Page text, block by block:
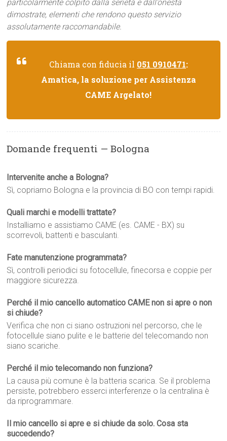
particolarmente colpito dalla serietà e dall’onestà
dimostrate, elementi che rendono questo servizio
assolutamente raccomandabile.
Chiama con fiducia il 051 0910471:
Amatica, la soluzione per Assistenza
CAME Argelato!
Domande frequenti — Bologna
Intervenite anche a Bologna?
Sì, copriamo Bologna e la provincia di BO con tempi rapidi.
Quali marchi e modelli trattate?
Installiamo e assistiamo CAME (es. CAME - BX) su
scorrevoli, battenti e basculanti.
Fate manutenzione programmata?
Sì, controlli periodici su fotocellule, finecorsa e coppie per
maggiore sicurezza.
Perché il mio cancello automatico CAME non si apre o non
si chiude?
Verifica che non ci siano ostruzioni nel percorso, che le
fotocellule siano pulite e le batterie del telecomando non
siano scariche.
Perché il mio telecomando non funziona?
La causa più comune è la batteria scarica. Se il problema
persiste, potrebbero esserci interferenze o la centralina è
da riprogrammare.
Il mio cancello si apre e si chiude da solo. Cosa sta
succedendo?